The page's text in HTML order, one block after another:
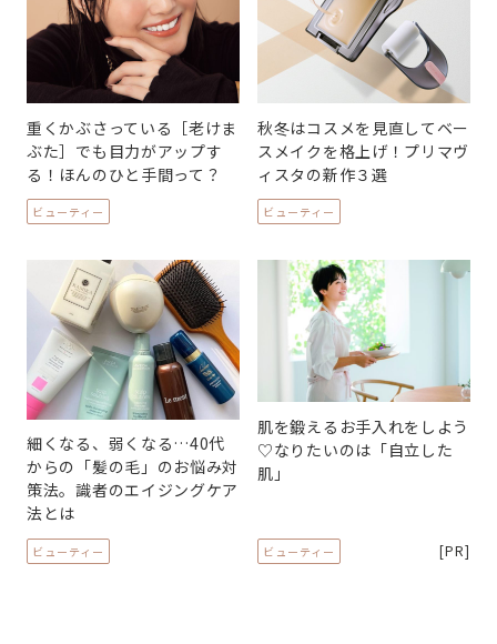
重くかぶさっている［老けま
ぶた］でも目力がアップす
る！ほんのひと手間って？
ビューティー
秋冬はコスメを見直してベー
スメイクを格上げ！プリマヴ
ィスタの新作３選
ビューティー
細くなる、弱くなる…40代
からの「髪の毛」のお悩み対
策法。識者のエイジングケア
法とは
ビューティー
肌を鍛えるお手入れをしよう
♡なりたいのは「自立した
肌」
ビューティー [PR]